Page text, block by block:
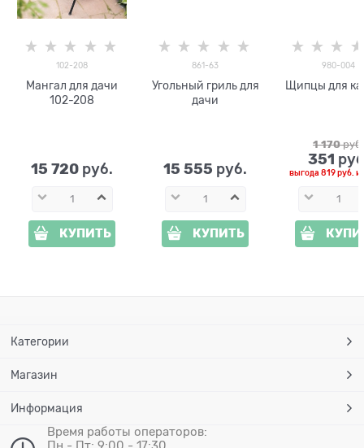
102-208
Мангал для дачи
102-208
15 720 руб.
КУПИТЬ
861-63
Угольный гриль для
дачи
15 555 руб.
КУПИТЬ
980-004
Щипцы для
1 170 руб.
351
выгода 819 руб.
Категории
Магазин
Информация
Время работы операторов: